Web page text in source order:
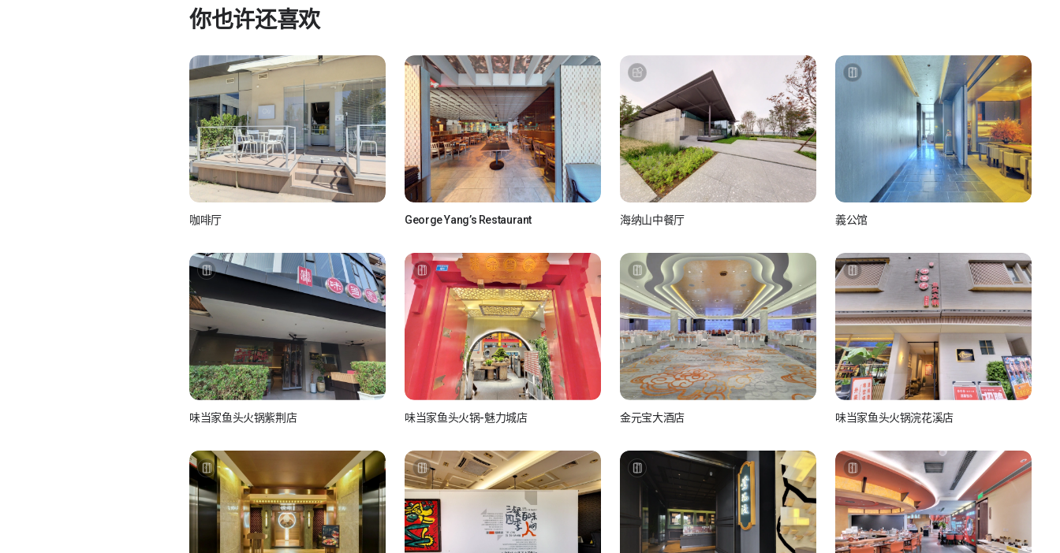
你也许还喜欢
如视 真实如你所视
咖啡厅
如视 真实如你所视
George Yang’s Restaurant
如视 真实如你所视
海纳山中餐厅 義公馆
味当家鱼头火锅紫荆店 味当家鱼头火锅-魅力城店 金元宝大酒店 味当家鱼头火锅浣花溪店